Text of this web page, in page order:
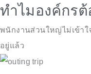
ทำไมองค์กรต้
พนักงานส่วนใหญ่ไม่เข้าใ
อยู่แล้ว